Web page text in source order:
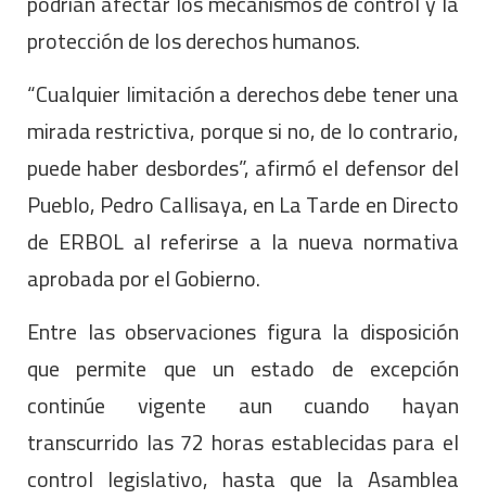
protección de los derechos humanos.
“Cualquier limitación a derechos debe tener una
mirada restrictiva, porque si no, de lo contrario,
puede haber desbordes”, afirmó el defensor del
Pueblo, Pedro Callisaya, en La Tarde en Directo
de ERBOL al referirse a la nueva normativa
aprobada por el Gobierno.
Entre las observaciones figura la disposición
que permite que un estado de excepción
continúe vigente aun cuando hayan
transcurrido las 72 horas establecidas para el
control legislativo, hasta que la Asamblea